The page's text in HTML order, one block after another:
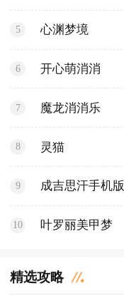
5 心渊梦境
6 开心萌消消
7 魔龙消消乐
8 灵猫
9 成吉思汗手机版
10 叶罗丽美甲梦
精选攻略